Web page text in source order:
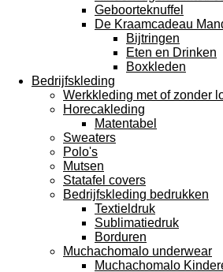
Geboorteknuffel
De Kraamcadeau
Bijtringen
Eten en Drinken
Boxkleden
Bedrijfskleding
Werkkleding met of zonder
Horecakleding
Matentabel
Sweaters
Polo's
Mutsen
Statafel covers
Bedrijfskleding bedrukken
Textieldruk
Sublimatiedruk
Borduren
Muchachomalo underwear
Muchachomalo